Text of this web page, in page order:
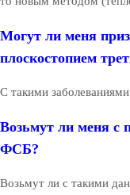
Могут ли меня
плоскостопием
С такими
Возьмут ли меня с
ФСБ?
Возьмут ли с такими